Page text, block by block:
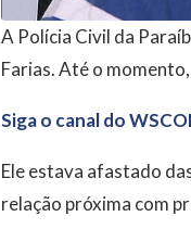
A Polícia Civil da
Farias. Até o
Siga o canal do
Ele estava afastado
relação próxima com